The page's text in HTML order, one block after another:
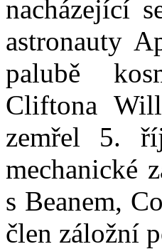
nacházející
astronauty
palubě
Cliftona
zemřel 5.
mechanické
s Beanem,
člen záložní